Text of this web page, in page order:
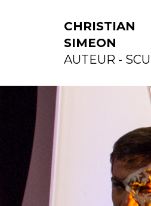
CHRISTIAN
SIMEON
AUTEUR -